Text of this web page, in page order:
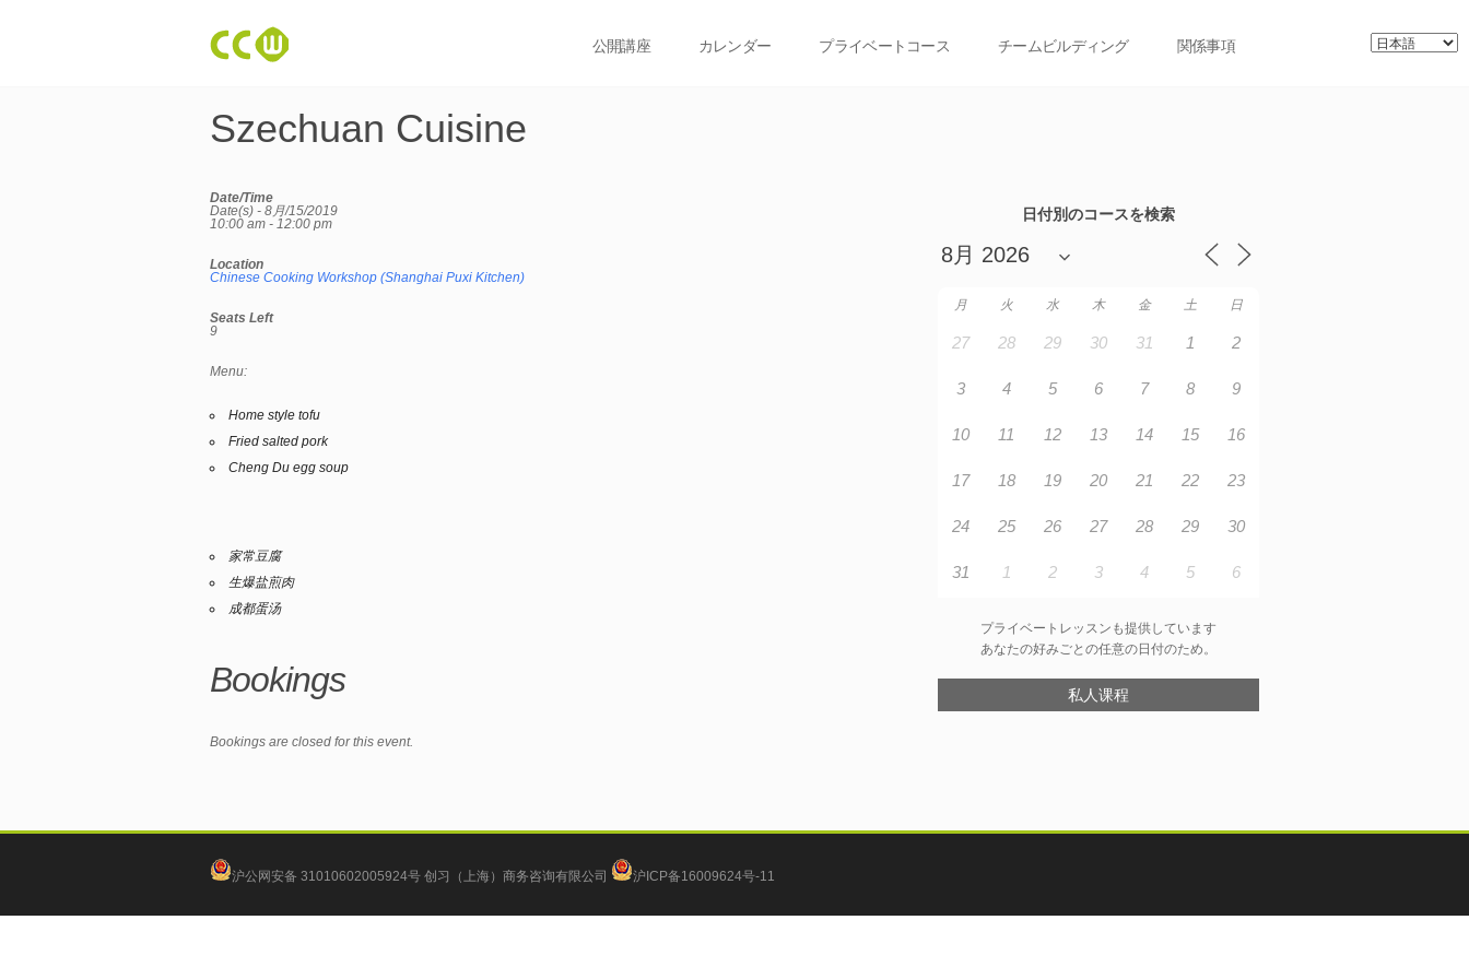
公開講座 カレンダー プライベートコース チームビルディング 関係事項
Szechuan Cuisine
Date/Time
Date(s) - 8月/15/2019
10:00 am - 12:00 pm
Location
Chinese Cooking Workshop (Shanghai Puxi Kitchen)
Seats Left
9
Menu:
Home style tofu
Fried salted pork
Cheng Du egg soup
家常豆腐
生爆盐煎肉
成都蛋汤
Bookings
Bookings are closed for this event.
日付別のコースを検索
月 火 水 木 金 土 日
27 28 29 30 31 1 2
3 4 5 6 7 8 9
10 11 12 13 14 15 16
17 18 19 20 21 22 23
24 25 26 27 28 29 30
31 1 2 3 4 5 6
プライベートレッスンも提供しています
あなたの好みごとの任意の日付のため。
私人课程
沪公网安备 31010602005924号 创习（上海）商务咨询有限公司 沪ICP备16009624号-11